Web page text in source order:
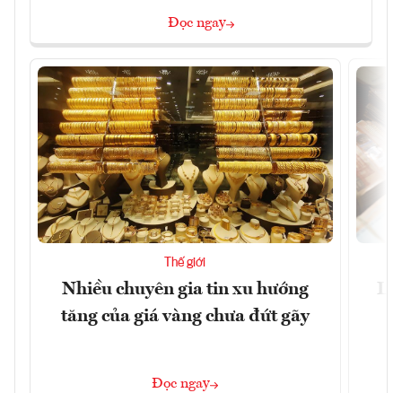
Đọc ngay
Thế giới
Nhiều chuyên gia tin xu hướng
tăng của giá vàng chưa đứt gãy
Đọc ngay